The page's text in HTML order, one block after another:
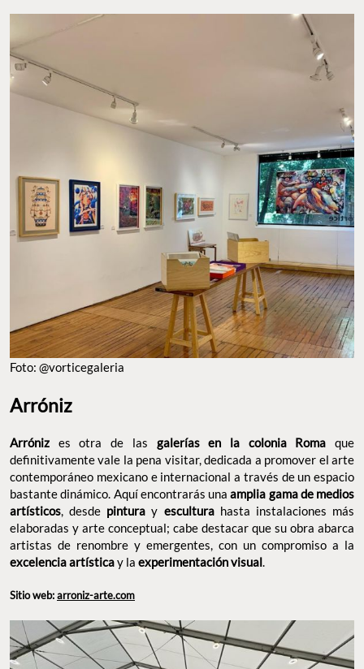
Foto: @vorticegaleria
Arróniz
Arróniz es otra de las galerías en la colonia Roma que
definitivamente vale la pena visitar, dedicada a promover el arte
contemporáneo mexicano e internacional a través de un espacio
bastante dinámico. Aquí encontrarás unaamplia gama de medios
artísticos , desde pintura y esculturahasta instalaciones más
elaboradas y arte conceptual; cabe destacar que su obra abarca
artistas de renombre y emergentes, con un compromiso a la
excelencia artísticay la experimentación visual
Sitio web:arroniz-arte.com